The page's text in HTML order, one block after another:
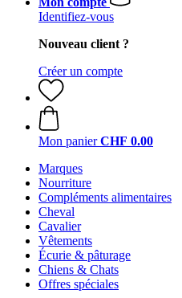
Identifiez-vous
Nouveau client ?
Créer un compte
Mon panier CHF 0.00
Marques
Nourriture
Compléments alimentaires
Cheval
Cavalier
Vêtements
Écurie & pâturage
Chiens & Chats
Offres spéciales